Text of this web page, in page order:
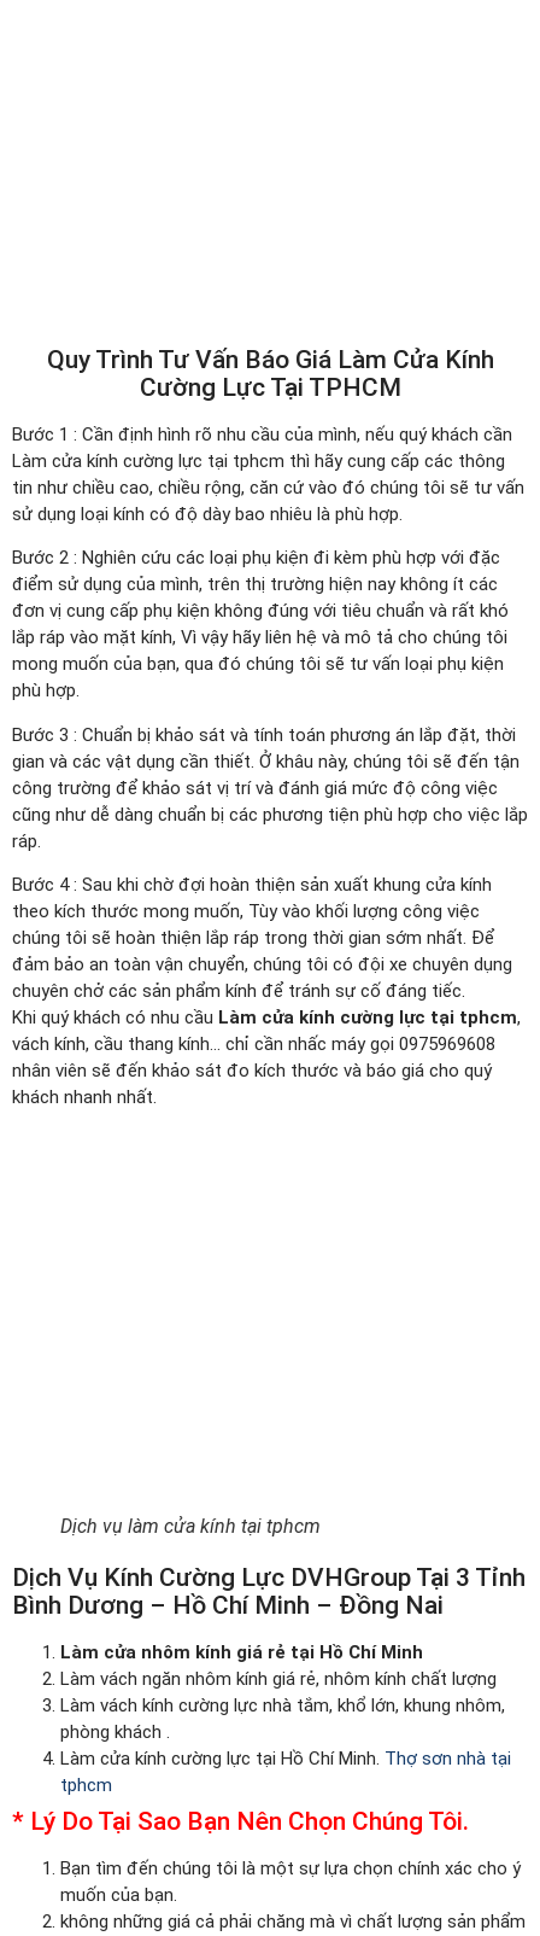
Quy Trình Tư Vấn Báo Giá Làm Cửa Kính
Cường Lực Tại TPHCM
Bước 1 : Cần định hình rõ nhu cầu của mình, nếu quý khách cần
Làm cửa kính cường lực tại tphcm thì hãy cung cấp các thông
tin như chiều cao, chiều rộng, căn cứ vào đó chúng tôi sẽ tư vấn
sử dụng loại kính có độ dày bao nhiêu là phù hợp.
Bước 2 : Nghiên cứu các loại phụ kiện đi kèm phù hợp với đặc
điểm sử dụng của mình, trên thị trường hiện nay không ít các
đơn vị cung cấp phụ kiện không đúng với tiêu chuẩn và rất khó
lắp ráp vào mặt kính, Vì vậy hãy liên hệ và mô tả cho chúng tôi
mong muốn của bạn, qua đó chúng tôi sẽ tư vấn loại phụ kiện
phù hợp.
Bước 3 : Chuẩn bị khảo sát và tính toán phương án lắp đặt, thời
gian và các vật dụng cần thiết. Ở khâu này, chúng tôi sẽ đến tận
công trường để khảo sát vị trí và đánh giá mức độ công việc
cũng như dễ dàng chuẩn bị các phương tiện phù hợp cho việc lắp
ráp.
Bước 4 : Sau khi chờ đợi hoàn thiện sản xuất khung cửa kính
theo kích thước mong muốn, Tùy vào khối lượng công việc
chúng tôi sẽ hoàn thiện lắp ráp trong thời gian sớm nhất. Để
đảm bảo an toàn vận chuyển, chúng tôi có đội xe chuyên dụng
chuyên chở các sản phẩm kính để tránh sự cố đáng tiếc.
Khi quý khách có nhu cầu Làm cửa kính cường lực tại tphcm,
vách kính, cầu thang kính… chỉ cần nhấc máy gọi 0975969608
nhân viên sẽ đến khảo sát đo kích thước và báo giá cho quý
khách nhanh nhất.
Dịch vụ làm cửa kính tại tphcm
Dịch Vụ Kính Cường Lực DVHGroup Tại 3 Tỉnh
Bình Dương – Hồ Chí Minh – Đồng Nai
Làm cửa nhôm kính giá rẻ tại Hồ Chí Minh
Làm vách ngăn nhôm kính giá rẻ, nhôm kính chất lượng
Làm vách kính cường lực nhà tắm, khổ lớn, khung nhôm,
phòng khách .
Làm cửa kính cường lực tại Hồ Chí Minh. Thợ sơn nhà tại
tphcm
* Lý Do Tại Sao Bạn Nên Chọn Chúng Tôi.
Bạn tìm đến chúng tôi là một sự lựa chọn chính xác cho ý
muốn của bạn.
không những giá cả phải chăng mà vì chất lượng sản phẩm